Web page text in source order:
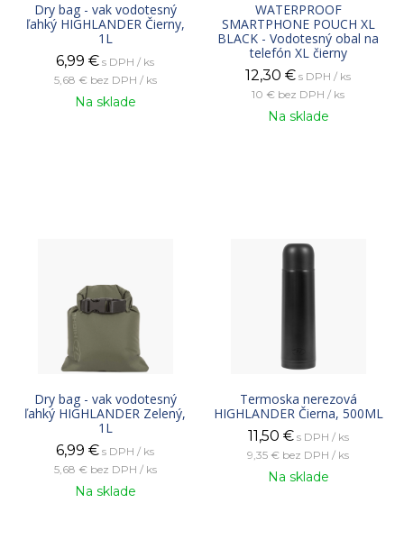
Dry bag - vak vodotesný
ľahký HIGHLANDER Čierny,
1L
6,99 € s DPH / ks
5,68 € bez DPH / ks
Na sklade
WATERPROOF
SMARTPHONE POUCH XL
BLACK - Vodotesný obal na
telefón XL čierny
12,30 € s DPH / ks
10 € bez DPH / ks
Na sklade
Dry bag - vak vodotesný
ľahký HIGHLANDER Zelený,
1L
6,99 € s DPH / ks
5,68 € bez DPH / ks
Na sklade
Termoska nerezová
HIGHLANDER Čierna, 500ML
11,50 € s DPH / ks
9,35 € bez DPH / ks
Na sklade